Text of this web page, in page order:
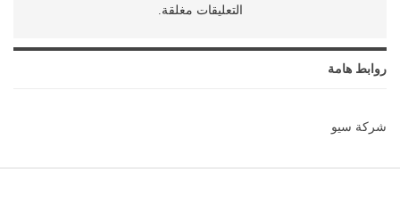
التعليقات مغلقة.
روابط هامة
شركة سيو